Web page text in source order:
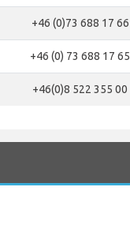
+46 (0)73 688 17 66
+46 (0) 73 688 17 65
+46(0)8 522 355 00